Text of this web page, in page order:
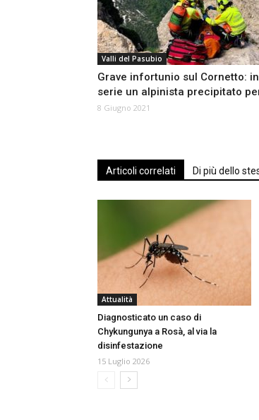
Valli del Pasubio
Grave infortunio sul Cornetto:
serie un alpinista precipitato
8 Giugno 2021
Articoli correlati Di più dello
Attualità
Diagnosticato un caso di
Chykungunya a Rosà, al via la
disinfestazione
15 Luglio 2026